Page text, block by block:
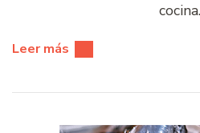
cocina.
Leer más